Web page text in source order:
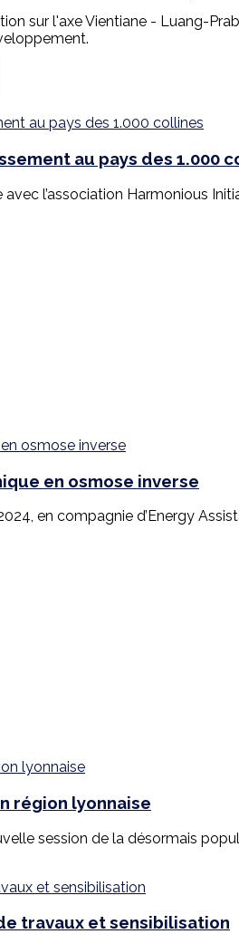
sur l'axe Vientiane - Luang-
au pays des 1.000
l’association Harmonious
en osmose inverse
en compagnie d’Energy
région lyonnaise
session de la désormais
travaux et sensibilisation